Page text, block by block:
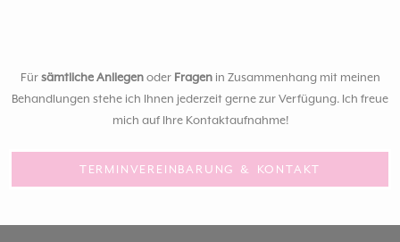
Für sämtliche Anliegenoder Fragenin Zusammenhang mit meinen
Behandlungen stehe ich Ihnen jederzeit gerne zur Verfügung. Ich freue
mich auf Ihre Kontaktaufnahme!
TERMINVEREINBARUNG & KONTAKT